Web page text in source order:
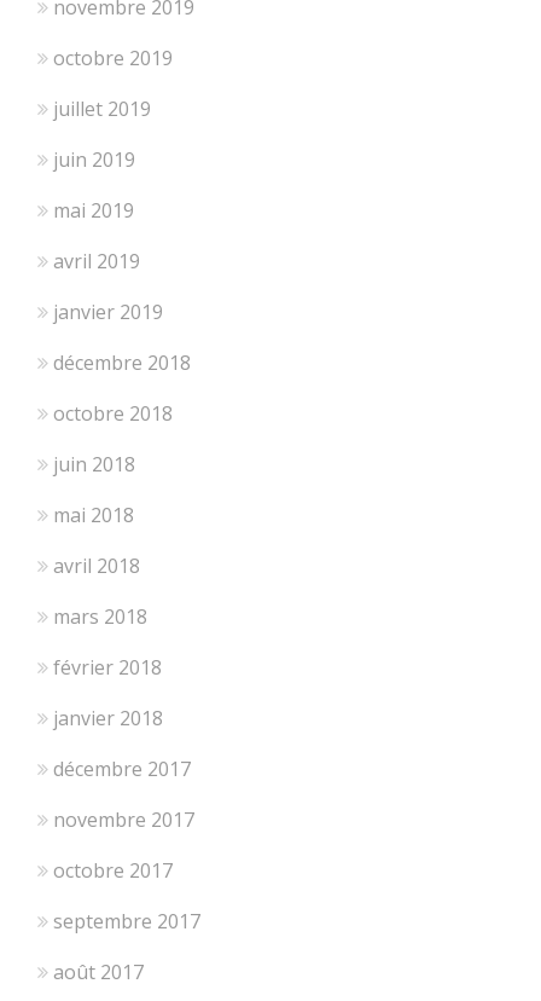
novembre 2019
octobre 2019
juillet 2019
juin 2019
mai 2019
avril 2019
janvier 2019
décembre 2018
octobre 2018
juin 2018
mai 2018
avril 2018
mars 2018
février 2018
janvier 2018
décembre 2017
novembre 2017
octobre 2017
septembre 2017
août 2017